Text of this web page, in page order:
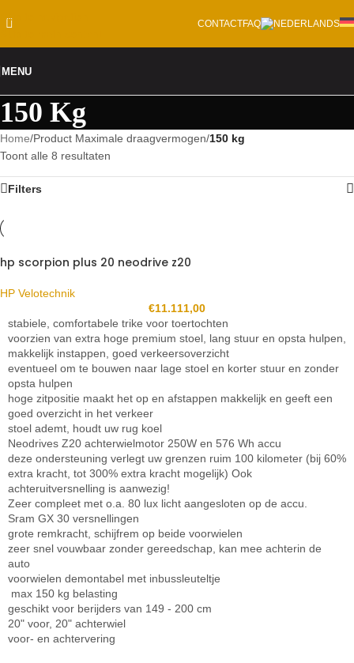
Skip to navigation
CONTACTFAQ
MENU
150 Kg
Home/Product Maximale draagvermogen/150 kg
Toont alle 8 resultaten
Filters
hp scorpion plus 20 neodrive z20
HP Velotechnik
€11.111,00
stabiele, comfortabele trike voor toertochten
voorzien van extra hoge premium stoel, lang stuur en opsta hulpen,
makkelijk instappen, goed verkeersoverzicht
eventueel om te bouwen naar lage stoel en korter stuur en zonder
opsta hulpen
hoge zitpositie maakt het op en afstappen makkelijk en geeft een
goed overzicht in het verkeer
stoel ademt, houdt uw rug koel
Neodrives Z20 achterwielmotor 250W en 576 Wh accu
deze ondersteuning verlegt uw grenzen ruim 100 kilometer (bij 60%
extra kracht, tot 300% extra kracht mogelijk) Ook
achteruitversnelling is aanwezig!
Zeer compleet met o.a. 80 lux licht aangesloten op de accu.
Sram GX 30 versnellingen
grote remkracht, schijfrem op beide voorwielen
zeer snel vouwbaar zonder gereedschap, kan mee achterin de
auto
voorwielen demontabel met inbussleuteltje
max 150 kg belasting
geschikt voor berijders van 149 - 200 cm
20" voor, 20" achterwiel
voor- en achtervering